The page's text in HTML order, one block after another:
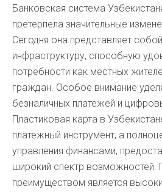
Банковская система
претерпела значительные
Сегодня она представляет
инфраструктуру, способную
потребности как местных
граждан. Особое внимание
безналичных платежей и
Пластиковая карта в
платежный инструмент, а
управления финансами,
широкий спектр
преимуществом является